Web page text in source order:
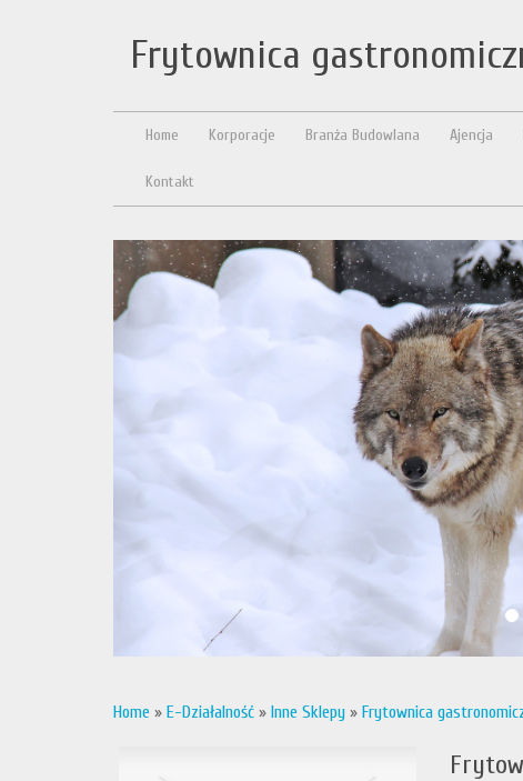
Frytownica
Home Korporacje Branża Budowlana Ajencja
Kontakt
Home » E-Działalność » Inne Sklepy » Frytownica